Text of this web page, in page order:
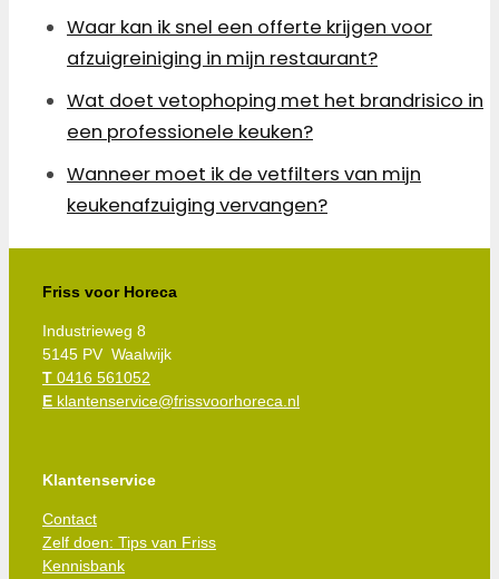
Waar kan ik snel een offerte krijgen voor
afzuigreiniging in mijn restaurant?
Wat doet vetophoping met het brandrisico in
een professionele keuken?
Wanneer moet ik de vetfilters van mijn
keukenafzuiging vervangen?
Friss voor Horeca
Industrieweg 8
5145 PV Waalwijk
T 0416 561052
E klantenservice@frissvoorhoreca.nl
Klantenservice
Contact
Zelf doen: Tips van Friss
Kennisbank